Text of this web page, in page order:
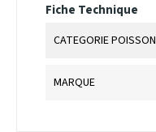
Fiche Technique
CATEGORIE POISSON
MARQUE